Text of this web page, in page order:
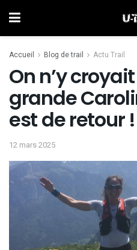
Accueil Blog de trail Actu Trail
On n’y
grande
est de retour !
12 mars 2025